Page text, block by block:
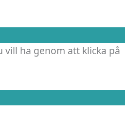
vill ha genom att klicka på